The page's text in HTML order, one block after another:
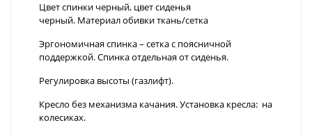
Цвет спинки черный, цвет сиденья
черный. Материал обивки ткань/сетка
Эргономичная спинка – сетка с поясничной
поддержкой.Спинка отдельная от сиденья.
Регулировка высоты (газлифт).
Кресло без механизма качания.Установка кресла: на
колесиках.